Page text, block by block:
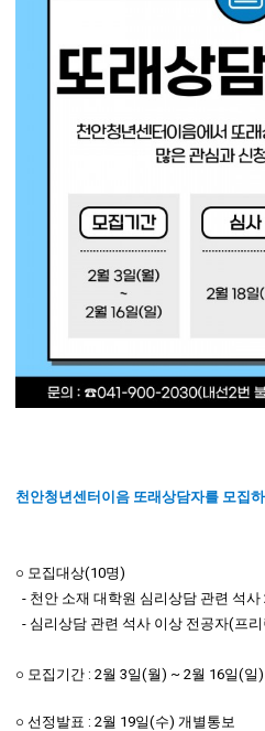
천안청년센터이음 또래상담자를 모집
○ 모집대상(10명)
- 천안 소재 대학원 심리상담 관련 석
- 심리상담 관련 석사 이상 전공자(프
○ 모집기간 : 2월 3일(월) ~ 2월 16일(일
○ 선정발표 : 2월 19일(수) 개별통보